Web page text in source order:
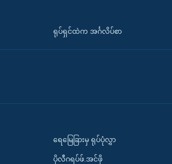
ရုပ်ရှင်ထဲက အင်္ဂလိပ်စာ
ရေမြေခြားမှ ရုပ်ပုံလွှာ
ပိုလီဂရပ်ဖ်.အင်ဖို